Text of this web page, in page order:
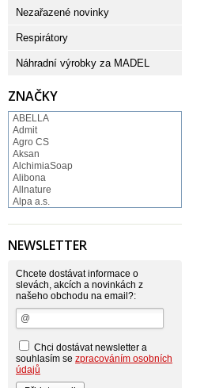
Nezařazené novinky
Respirátory
Náhradní výrobky za MADEL
ZNAČKY
ABELLA
Admit
Agro CS
Aksan
AlchimiaSoap
Alibona
Allnature
Alpa a.s.
Alufix
Astonish
Atlantic
AutoMax Group
Axcentive
BaL
Bateria
Beauty Lille
Beiersdorf - Nivea
Bella
Benkor
NEWSLETTER
Chcete dostávat informace o
slevách, akcích a novinkách z
našeho obchodu na email?:
Chci dostávat newsletter a
souhlasím se zpracováním osobních
údajů